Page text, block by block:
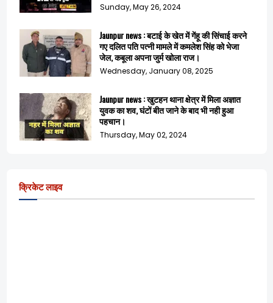
Sunday, May 26, 2024
Jaunpur news : बटाई के खेत में गेंहू की सिंचाई करने
गए दलित पति पत्नी मामले में कमलेश सिंह को भेजा
जेल, कबूला अपना जुर्म खोला राज।
Wednesday, January 08, 2025
Jaunpur news : खुटहन थाना क्षेत्र में मिला अज्ञात
युवक का शव, घंटों बीत जाने के बाद भी नही हुआ
पहचान।
Thursday, May 02, 2024
क्रिकेट लाइव